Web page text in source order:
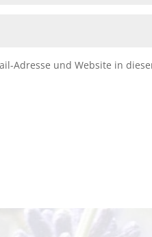
Adresse und Website in